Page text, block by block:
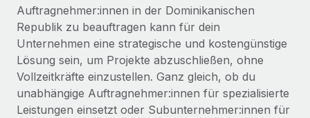
Background-Checks
Einfacheres Bewerber:innen-Screening
Compliance Watchtower
Lückenlose Compliance
Geräteverwaltung
FALLSTUDIEN
So hat der KI-Vorreiter Weaviate sein Team mit
Remote um 120 % vergrößert
Weaviate auf einen Blick Weaviate entwickelt KI-basierte
Open-Source-Infrastrukturen. Das...
Hol dir Unterstützung
Alle Ressourcen anzeigen
BLOG
Globale Payroll
Auftragnehmer:innen in der Dominikanischen
Republik zu beauftragen kann für dein
Unternehmen eine strategische und kostengünstige
Lösung sein, um Projekte abzuschließen, ohne
Vollzeitkräfte einzustellen. Ganz gleich, ob du
unabhängige Auftragnehmer:innen für spezialisierte
Leistungen einsetzt oder Subunternehmer:innen für